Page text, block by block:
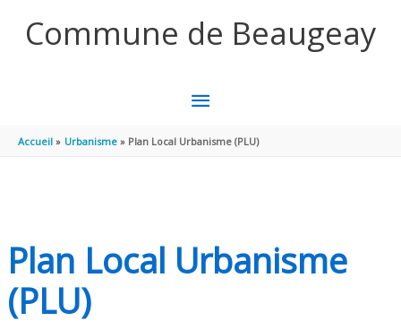
Commune de Beaugeay
MENU
PRINCIPAL
Accueil Urbanisme Plan Local Urbanisme (PLU)
Plan Local Urbanisme
(PLU)